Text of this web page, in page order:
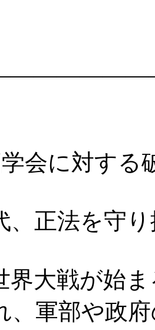
会に対する
、正法を守
大戦が始ま
、軍部や政